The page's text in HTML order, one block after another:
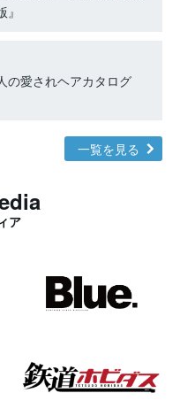
の愛されヘアカタログ
一覧を見る
ア